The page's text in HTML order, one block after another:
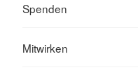
Spenden
Mitwirken